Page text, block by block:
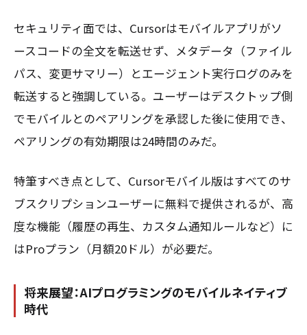
セキュリティ面では、Cursorはモバイルアプリがソ
ースコードの全文を転送せず、メタデータ（ファイル
パス、変更サマリー）とエージェント実行ログのみを
転送すると強調している。ユーザーはデスクトップ側
でモバイルとのペアリングを承認した後に使用でき、
ペアリングの有効期限は24時間のみだ。
特筆すべき点として、Cursorモバイル版はすべてのサ
ブスクリプションユーザーに無料で提供されるが、高
度な機能（履歴の再生、カスタム通知ルールなど）に
はProプラン（月額20ドル）が必要だ。
将来展望：AIプログラミングのモバイルネイティブ
時代